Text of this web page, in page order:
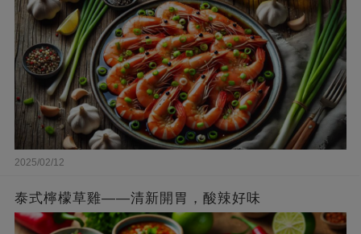
2025/02/12
泰式檸檬草雞——清新開胃，酸辣好味